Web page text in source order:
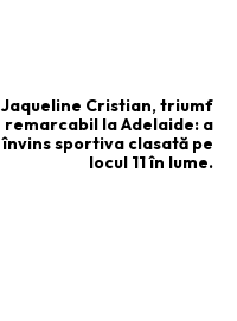
Jaqueline Cristian, triumf
remarcabil la Adelaide: a
învins sportiva clasată pe
locul 11 în lume.